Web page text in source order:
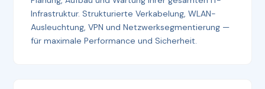
Infrastruktur. Strukturierte Verkabelung, WLAN-
Ausleuchtung, VPN und Netzwerksegmentierung —
für maximale Performance und Sicherheit.